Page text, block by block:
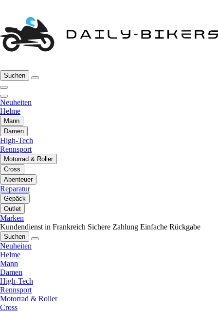
Suchen
Neuheiten
Helme
Mann
Damen
High-Tech
Rennsport
Motorrad & Roller
Cross
Abenteuer
Reparatur
Gepäck
Outlet
Marken
Kundendienst in Frankreich Sichere Zahlung Einfache Rückgabe
Suchen
Neuheiten
Helme
Mann
Damen
High-Tech
Rennsport
Motorrad & Roller
Cross